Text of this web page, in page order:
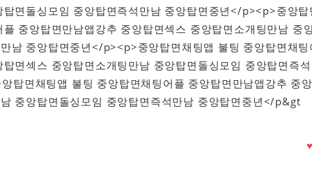
면돌싱모임 중앙탑면즉석만남 중앙탑면중년</p><p>중앙탑
중앙탑면만남앱강추 중앙탑면섹스 중앙탑면소개팅만남 중
남 중앙탑면중년</p><p>중앙탑면채팅앱 불팅 중앙탑면채팅
면섹스 중앙탑면소개팅만남 중앙탑면돌싱모임 중앙탑면즉
탑면채팅앱 불팅 중앙탑면채팅어플 중앙탑면만남앱강추 중
중앙탑면돌싱모임 중앙탑면즉석만남 중앙탑면중년</p&gt